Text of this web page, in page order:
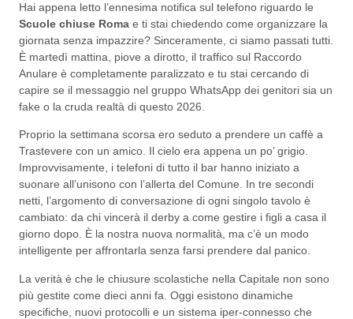
Hai appena letto l’ennesima notifica sul telefono riguardo le
Scuole chiuse Roma e ti stai chiedendo come organizzare la
giornata senza impazzire? Sinceramente, ci siamo passati tutti.
È martedì mattina, piove a dirotto, il traffico sul Raccordo
Anulare è completamente paralizzato e tu stai cercando di
capire se il messaggio nel gruppo WhatsApp dei genitori sia un
fake o la cruda realtà di questo 2026.
Proprio la settimana scorsa ero seduto a prendere un caffè a
Trastevere con un amico. Il cielo era appena un po’ grigio.
Improvvisamente, i telefoni di tutto il bar hanno iniziato a
suonare all’unisono con l’allerta del Comune. In tre secondi
netti, l’argomento di conversazione di ogni singolo tavolo è
cambiato: da chi vincerà il derby a come gestire i figli a casa il
giorno dopo. È la nostra nuova normalità, ma c’è un modo
intelligente per affrontarla senza farsi prendere dal panico.
La verità è che le chiusure scolastiche nella Capitale non sono
più gestite come dieci anni fa. Oggi esistono dinamiche
specifiche, nuovi protocolli e un sistema iper-connesso che